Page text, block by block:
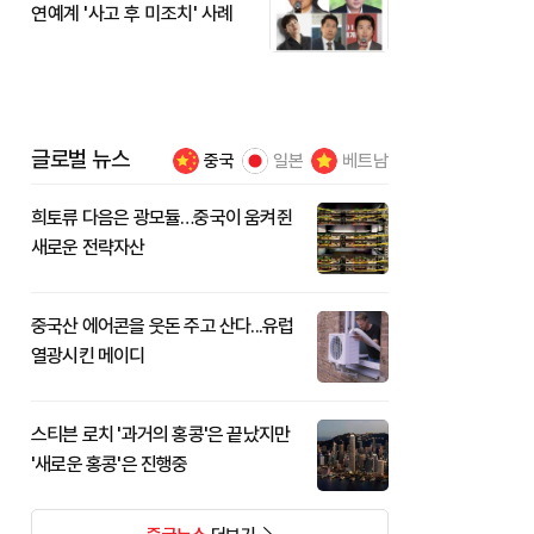
연예계 '사고 후 미조치' 사례
글로벌 뉴스 중국 일본 베트남
희토류 다음은 광모듈…중국이 움켜쥔
새로운 전략자산
중국산 에어콘을 웃돈 주고 산다...유럽
열광시킨 메이디
스티븐 로치 '과거의 홍콩'은 끝났지만
'새로운 홍콩'은 진행중